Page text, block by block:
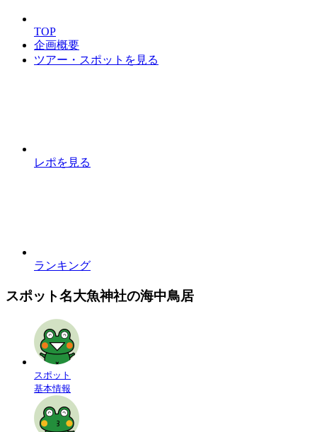
TOP
企画概要
ツアー・スポットを見る
レポを見る
ランキング
スポット名大魚神社の海中鳥居
スポット
基本情報